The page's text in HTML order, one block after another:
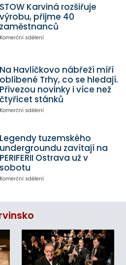
STOW Karviná rozšiřuje
výrobu, přijme 40
zaměstnanců
Komerční sdělení
Na Havlíčkovo nábřeží míří
oblíbené Trhy, co se hledají.
Přivezou novinky i více než
čtyřicet stánků
Komerční sdělení
Legendy tuzemského
undergroundu zavítají na
PERIFERII Ostrava už v
sobotu
Komerční sdělení